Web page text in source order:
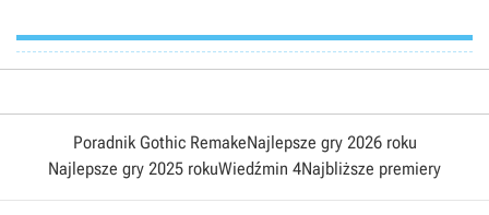
Poradnik Gothic RemakeNajlepsze gry 2026 roku
Najlepsze gry 2025 rokuWiedźmin 4Najbliższe premiery